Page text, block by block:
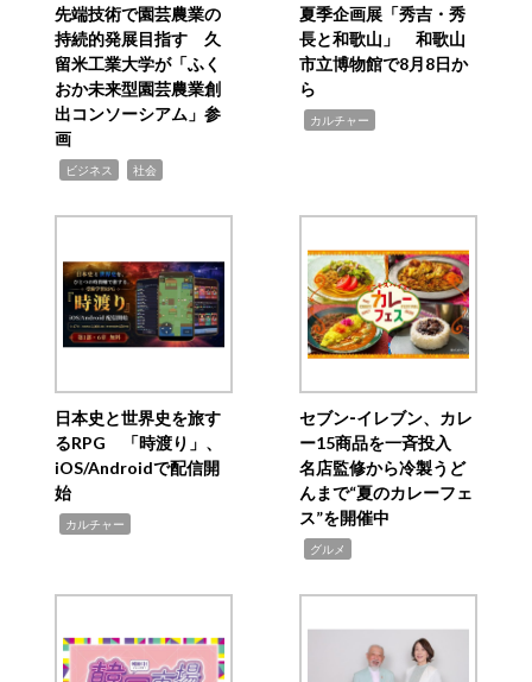
先端技術で園芸農業の
持続的発展目指す 久
留米工業大学が「ふく
おか未来型園芸農業創
出コンソーシアム」参
画
ビジネス 社会
夏季企画展「秀吉・秀
長と和歌山」 和歌山
市立博物館で8月8日か
ら
カルチャー
日本史と世界史を旅す
るRPG 「時渡り」、
iOS/Androidで配信開
始
カルチャー
セブン‐イレブン、カレ
ー15商品を一斉投入
名店監修から冷製うど
んまで“夏のカレーフェ
ス”を開催中
グルメ